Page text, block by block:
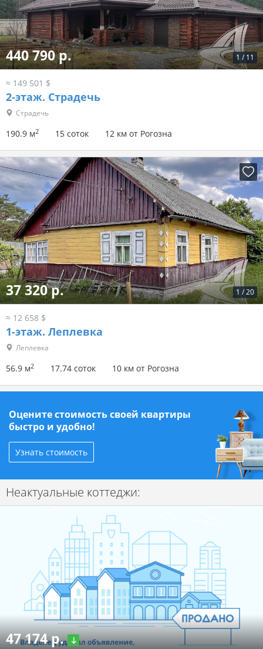
1 / 11
440 790 р.
≈ 149 501 $
2-этаж. Страдечь
Страдечь
190.9 м2 15 соток 12 км от Рогозна
1 /20
37 320 р.
≈ 12 658 $
1-этаж. Леплевка
Леплевка
56.9 м2 17.74 соток 10 км от Рогозна
Оцените стоимость своей квартиры
быстро и удобно!
Узнать стоимость
Неактуальные коттеджи:
47 174 р.